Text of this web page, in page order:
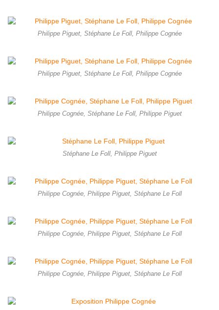
Philippe Piguet, Stéphane Le Foll, Philippe Cognée
Philippe Piguet, Stéphane Le Foll, Philippe Cognée
Philippe Cognée, Stéphane Le Foll, Philippe Piguet
Stéphane Le Foll, Philippe Piguet
Philippe Cognée, Philippe Piguet, Stéphane Le Foll
Philippe Cognée, Philippe Piguet, Stéphane Le Foll
Philippe Cognée, Philippe Piguet, Stéphane Le Foll